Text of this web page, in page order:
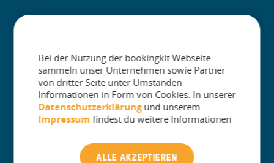
The One Platform for Attractions. Sell
More and Simplify Operations.
Kontakt Kundenbetreuung
Anleitungen +
Bei der Nutzung der bookingkit Webseite
sammeln unser Unternehmen sowie Partner
von dritter Seite unter Umständen
Informationen in Form von Cookies. In unserer
Datenschutzerklärungund unserem
Impressum findest du weitere Informationen
ALLE AKZEPTIEREN